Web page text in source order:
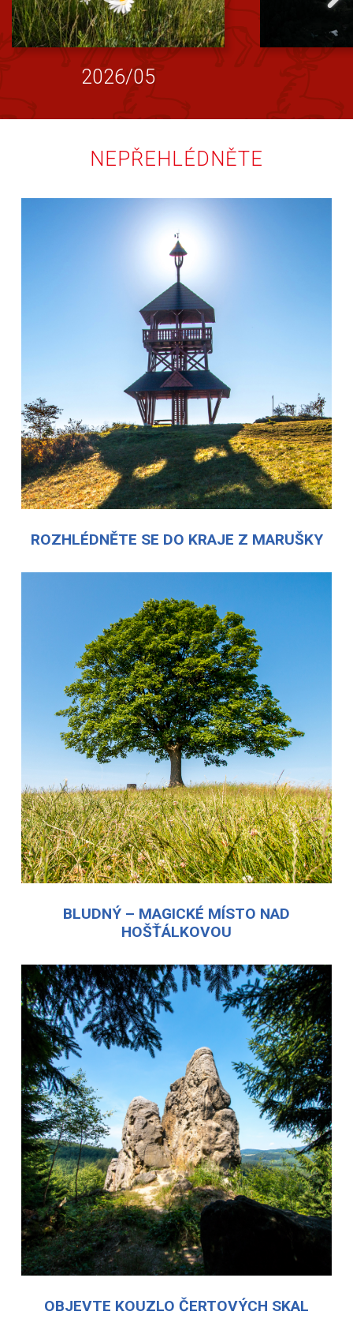
2026/05
NEPŘEHLÉDNĚTE
ROZHLÉDNĚTE SE DO KRAJE Z MARUŠKY
BLUDNÝ – MAGICKÉ MÍSTO NAD
HOŠŤÁLKOVOU
OBJEVTE KOUZLO ČERTOVÝCH SKAL